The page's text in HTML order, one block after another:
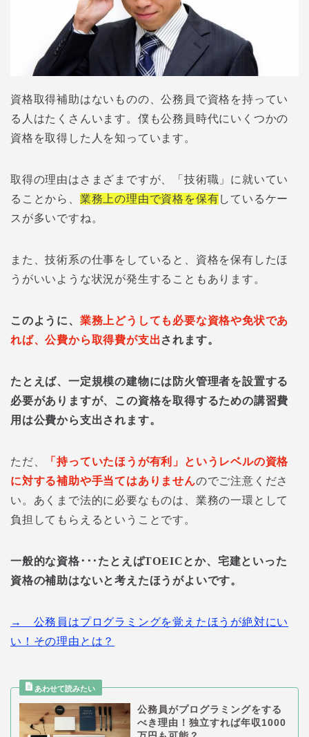
資格取得補助はないものの、公務員で資格を持ってい
る人はたくさんいます。僕も公務員時代にいくつかの
資格を取得した人を知っています。
取得の理由はさまざまですが、「技術職」に就いてい
ることから、 業務上の理由で資格を保有しているケー
スが多いですね。
また、技術系の仕事をしていると、資格を保有したほ
うがいいような状況が発生することもあります。
このように、 業務上どうしても必要な資格や免状であ
れば、公費から取得費が支出されます。
たとえば、一定規模の建物には防火管理者を設置する
必要がありますが、この資格を取得するための講習費
用は公費から支出されます。
ただ、
「持っていたほうが有利」というレベルの資格
に対する補助や手当てはありませんのでご注意くださ
い。あくまで法的に必要なものは、業務の一環として
負担してもらえるということです。
一般的な資格･･･たとえばTOEICとか、宅建といった
資格の補助はないと考えたほうがよいです。
→ 公務員はプログラミングを覚えたほうが絶対にい
い！その理由とは？
公務員がプログラミングをする
べき理由！独立すれば年収1000